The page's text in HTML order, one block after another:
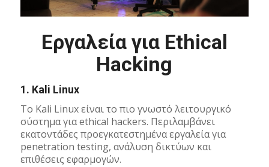
Εργαλεία για Ethical
Hacking
1. Kali Linux
Το Kali Linux είναι το πιο γνωστό λειτουργικό
σύστημα για ethical hackers. Περιλαμβάνει
εκατοντάδες προεγκατεστημένα εργαλεία για
penetration testing, ανάλυση δικτύων και
επιθέσεις εφαρμογών.